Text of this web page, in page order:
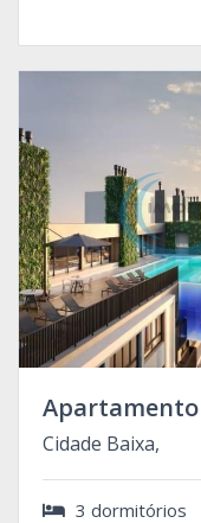
Apartamento
Cidade Baixa,
3 dormitórios